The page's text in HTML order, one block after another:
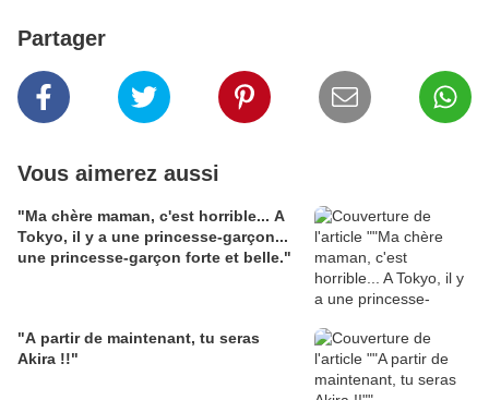
Partager
Vous aimerez aussi
"Ma chère maman, c'est horrible... A
Tokyo, il y a une princesse-garçon...
une princesse-garçon forte et belle."
"A partir de maintenant, tu seras
Akira !!"